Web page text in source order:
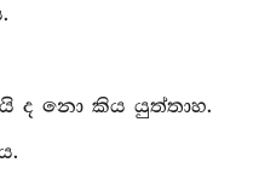
ද නො කිය යුත්තාහ.